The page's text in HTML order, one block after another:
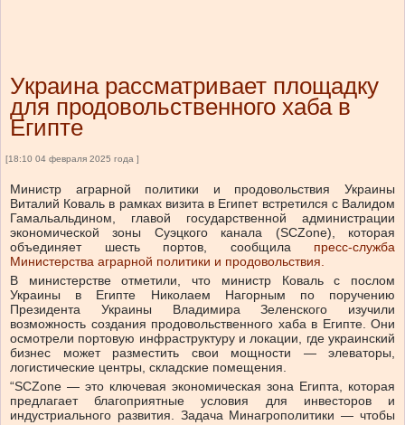
Украина рассматривает площадку
для продовольственного хаба в
Египте
[18:10 04 февраля 2025 года ]
Министр аграрной политики и продовольствия Украины
Виталий Коваль в рамках визита в Египет встретился с Валидом
Гамальальдином, главой государственной администрации
экономической зоны Суэцкого канала (SCZone), которая
объединяет шесть портов, сообщила пресс-служба
Министерства аграрной политики и продовольствия.
В министерстве отметили, что министр Коваль с послом
Украины в Египте Николаем Нагорным по поручению
Президента Украины Владимира Зеленского изучили
возможность создания продовольственного хаба в Египте. Они
осмотрели портовую инфраструктуру и локации, где украинский
бизнес может разместить свои мощности — элеваторы,
логистические центры, складские помещения.
“SCZone — это ключевая экономическая зона Египта, которая
предлагает благоприятные условия для инвесторов и
индустриального развития. Задача Минагрополитики — чтобы